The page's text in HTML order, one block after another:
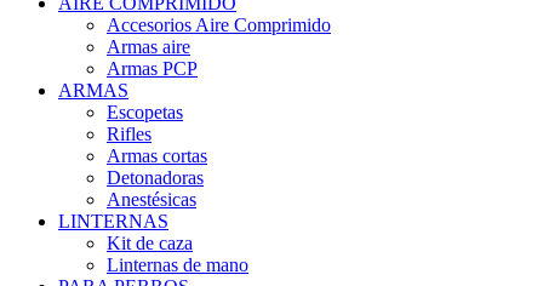
Accesorios Aire Comprimido
Armas aire
Armas PCP
ARMAS
Escopetas
Rifles
Armas cortas
Detonadoras
Anestésicas
LINTERNAS
Kit de caza
Linternas de mano